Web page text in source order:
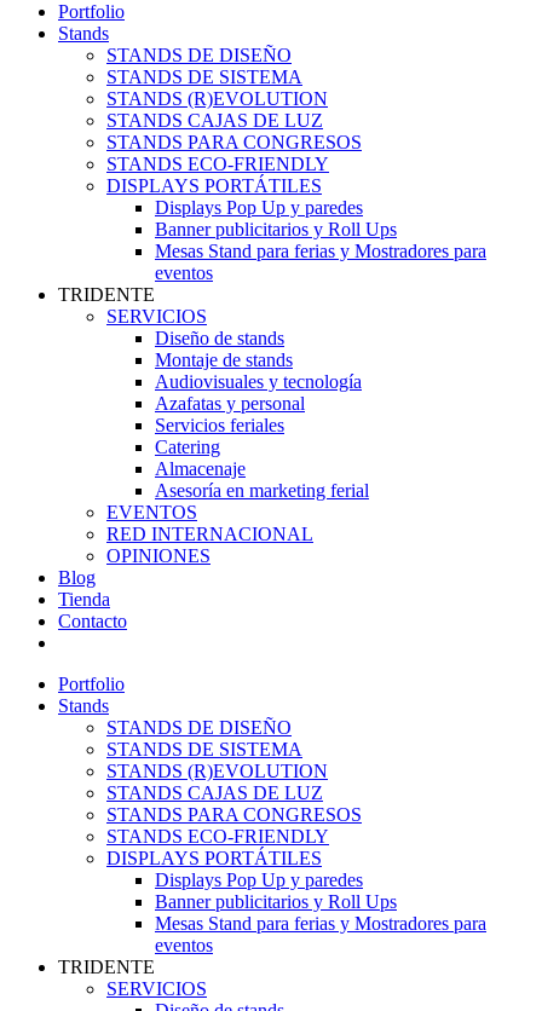
Portfolio
Stands
STANDS DE DISEÑO
STANDS DE SISTEMA
STANDS (R)EVOLUTION
STANDS CAJAS DE LUZ
STANDS PARA CONGRESOS
STANDS ECO-FRIENDLY
DISPLAYS PORTÁTILES
Displays Pop Up y paredes
Banner publicitarios y Roll Ups
Mesas Stand para ferias y Mostradores para
eventos
TRIDENTE
SERVICIOS
Diseño de stands
Montaje de stands
Audiovisuales y tecnología
Azafatas y personal
Servicios feriales
Catering
Almacenaje
Asesoría en marketing ferial
EVENTOS
RED INTERNACIONAL
OPINIONES
Blog
Tienda
Contacto
Portfolio
Stands
STANDS DE DISEÑO
STANDS DE SISTEMA
STANDS (R)EVOLUTION
STANDS CAJAS DE LUZ
STANDS PARA CONGRESOS
STANDS ECO-FRIENDLY
DISPLAYS PORTÁTILES
Displays Pop Up y paredes
Banner publicitarios y Roll Ups
Mesas Stand para ferias y Mostradores para
eventos
TRIDENTE
SERVICIOS